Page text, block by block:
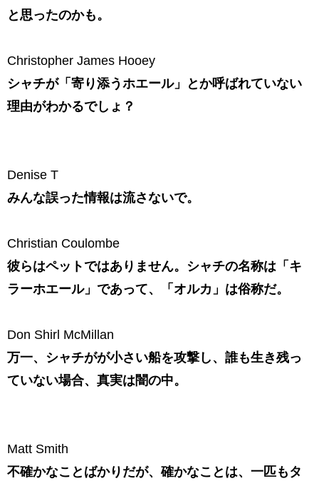
と思ったのかも。
Christopher James Hooey
シャチが「寄り添うホエール」とか呼ばれていない
理由がわかるでしょ？
Denise T
みんな誤った情報は流さないで。
Christian Coulombe
彼らはペットではありません。シャチの名称は「キ
ラーホエール」であって、「オルカ」は俗称だ。
Don Shirl McMillan
万一、シャチがが小さい船を攻撃し、誰も生き残っ
ていない場合、真実は闇の中。
Matt Smith
不確かなことばかりだが、確かなことは、一匹もタ